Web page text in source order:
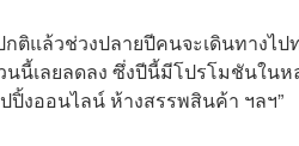
กติแล้วช่วงปลายปีคนจะเดินทางไ
นนี้เลยลดลง ซึ่งปีนี้มีโปรโมชันใน
ปิ้งออนไลน์ ห้างสรรพสินค้า ฯลฯ”